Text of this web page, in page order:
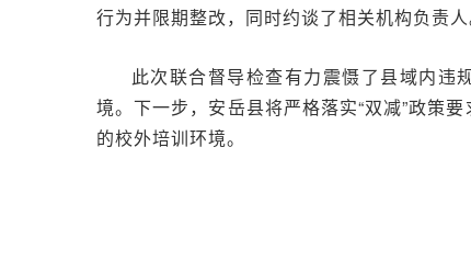
行为并限期整改，同时约谈了相关机构负责人
此次联合督导检查有力震慑了县域内违
境。下一步，安岳县将严格落实“双减”政策
的校外培训环境。